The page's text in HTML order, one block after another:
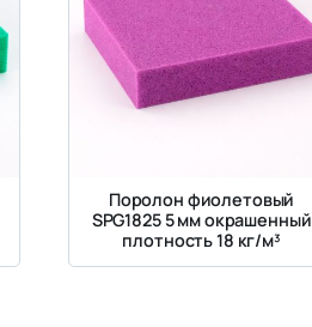
Поролон фиолетовый
SPG1825 5 мм окрашенный
плотность 18 кг/м³